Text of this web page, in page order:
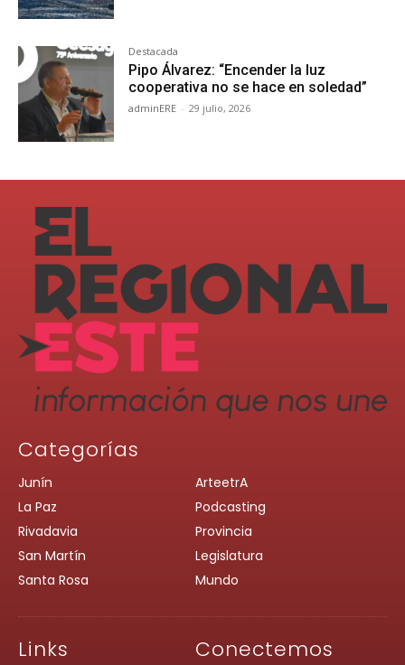
Destacada
Pipo Álvarez: “Encender la luz
cooperativa no se hace en soledad”
adminERE - 29 julio, 2026
Categorías
Junín
La Paz
Rivadavia
San Martín
Santa Rosa
ArteetrA
Podcasting
Provincia
Legislatura
Mundo
Links Conectemos